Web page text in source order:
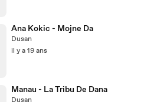
Ana Kokic - Mojne Da
Dusan
il y a 19 ans
Manau - La Tribu De Dana